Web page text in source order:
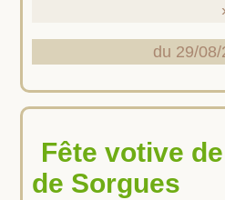
du 29/
Fête votive de St Maurice
de Sorgues